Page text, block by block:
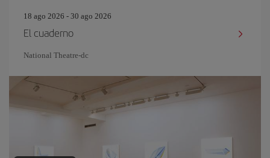
18 ago 2026 - 30 ago 2026
El cuaderno
National Theatre-dc